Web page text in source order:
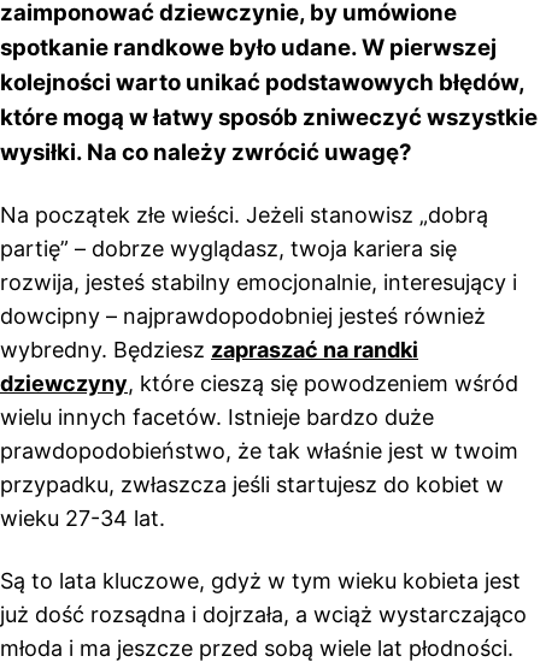
zaimponować dziewczynie, by umówione
spotkanie randkowe było udane. W pierwszej
kolejności warto unikać podstawowych błędów,
które mogą w łatwy sposób zniweczyć wszystkie
wysiłki. Na co należy zwrócić uwagę?
Na początek złe wieści. Jeżeli stanowisz „dobrą
partię” – dobrze wyglądasz, twoja kariera się
rozwija, jesteś stabilny emocjonalnie, interesujący i
dowcipny – najprawdopodobniej jesteś również
wybredny. Będziesz zapraszać na randki
dziewczyny, które cieszą się powodzeniem wśród
wielu innych facetów. Istnieje bardzo duże
prawdopodobieństwo, że tak właśnie jest w twoim
przypadku, zwłaszcza jeśli startujesz do kobiet w
wieku 27-34 lat.
Są to lata kluczowe, gdyż w tym wieku kobieta jest
już dość rozsądna i dojrzała, a wciąż wystarczająco
młoda i ma jeszcze przed sobą wiele lat płodności.